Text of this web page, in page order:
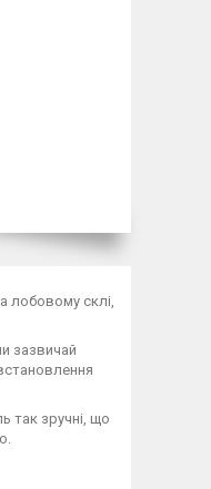
лобовому склі,
зазвичай
так зручні, що